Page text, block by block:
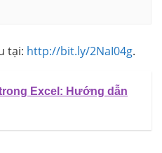
tại: http://bit.ly/2NaI04g.
Excel: Hướng dẫn